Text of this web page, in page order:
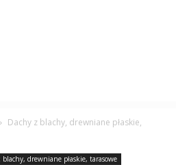
Dachy z blachy, drewniane płaskie,
blachy, drewniane płaskie, tarasowe